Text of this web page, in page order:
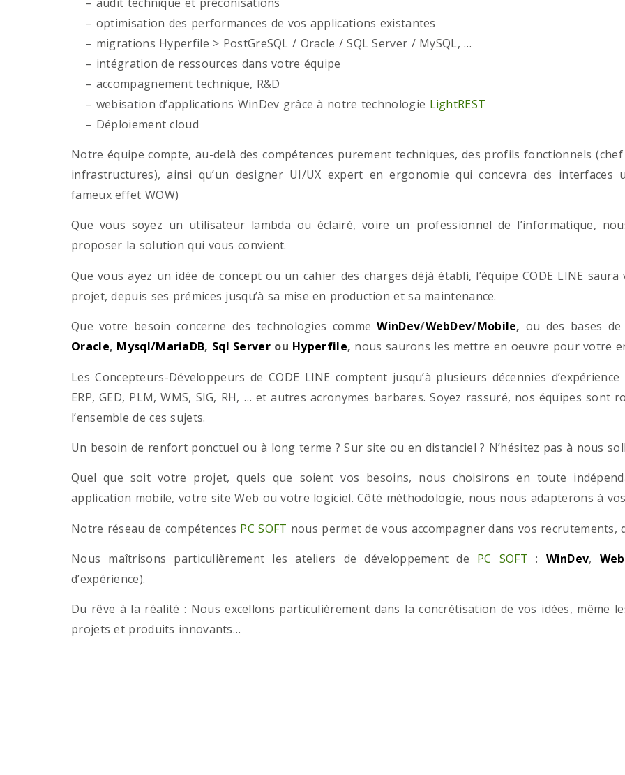
– optimisation des performances de vos applications existantes
– migrations Hyperfile > PostGreSQL / Oracle / SQL Server / MySQL, …
– intégration de ressources dans votre équipe
– accompagnement technique, R&D
– webisation d’applications WinDev grâce à notre technologie LightREST
– Déploiement cloud
Notre équipe compte, au-delà des compétences purement techniques, des profils fonctionnels
infrastructures), ainsi qu’un designer UI/UX expert en ergonomie qui concevra des
fameux effet WOW)
Que vous soyez un utilisateur lambda ou éclairé, voire un professionnel de l’informatique,
proposer la solution qui vous convient.
Que vous ayez un idée de concept ou un cahier des charges déjà établi, l’équipe CODE LINE
projet, depuis ses prémices jusqu’à sa mise en production et sa maintenance.
Que votre besoin concerne des technologies commeWinDev/WebDev/Mobile, ou des bases
Oracle, Mysql/MariaDB, Sql Serverou Hyperfile, nous saurons les mettre en oeuvre pour votre
Les Concepteurs-Développeurs de CODE LINE comptent jusqu’à plusieurs décennies
ERP, GED, PLM, WMS, SIG, RH, … et autres acronymes barbares. Soyez rassuré, nos équipes
l’ensemble de ces sujets.
Un besoin de renfort ponctuel ou à long terme ? Sur site ou en distanciel ? N’hésitez pas à nous
Quel que soit votre projet, quels que soient vos besoins, nous choisirons en toute
application mobile, votre site Web ou votre logiciel. Côté méthodologie, nous nous adapterons à
Notre réseau de compétences PC SOFT nous permet de vous accompagner dans vos
Nous maîtrisons particulièrement les ateliers de développement de PC SOFT : WinDev,
d’expérience).
Du rêve à la réalité : Nous excellons particulièrement dans la concrétisation de vos idées, même
projets et produits innovants…